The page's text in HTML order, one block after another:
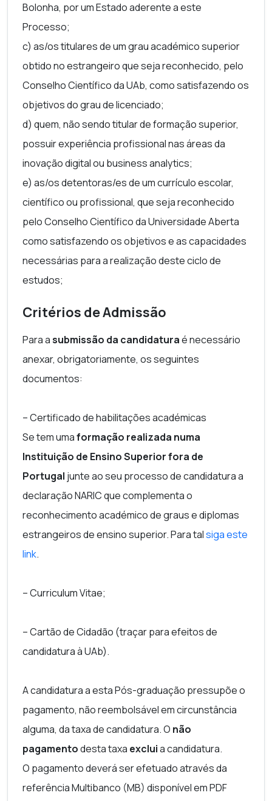
Bolonha, por um Estado aderente a este
Processo;
c) as/os titulares de um grau académico superior
obtido no estrangeiro que seja reconhecido, pelo
Conselho Científico da UAb, como satisfazendo os
objetivos do grau de licenciado;
d) quem, não sendo titular de formação superior,
possuir experiência profissional nas áreas da
inovação digital ou business analytics;
e) as/os detentoras/es de um currículo escolar,
científico ou profissional, que seja reconhecido
pelo Conselho Científico da Universidade Aberta
como satisfazendo os objetivos e as capacidades
necessárias para a realização deste ciclo de
estudos;
Critérios de Admissão
Para asubmissão da candidaturaé necessário
anexar, obrigatoriamente, os seguintes
documentos:
– Certificado de habilitações académicas
Se tem umaformação realizada numa
Instituição de Ensino Superior fora de
Portugal junte ao seu processo de candidatura a
declaração NARIC que complementa o
reconhecimento académico de graus e diplomas
estrangeiros de ensino superior. Para talsiga este
link.
–Curriculum Vitae;
– Cartão de Cidadão (traçar para efeitos de
candidatura à UAb).
A candidatura a esta Pós-graduação pressupõe o
pagamento, não reembolsável em circunstância
alguma, da taxa de candidatura.O não
pagamentodesta taxa excluia candidatura.
O pagamento deverá ser efetuado através da
referência Multibanco (MB) disponível em PDF